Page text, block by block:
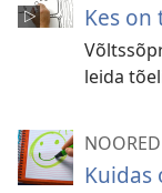
Kes on
leida
Kuidas